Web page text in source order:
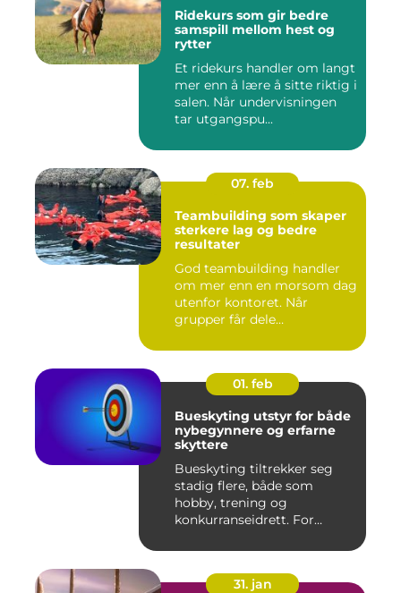
Ridekurs som gir bedre
samspill mellom hest og
rytter
Et ridekurs handler om langt
mer enn å lære å sitte riktig i
salen. Når undervisningen
tar utgangspu...
07. feb
Teambuilding som skaper
sterkere lag og bedre
resultater
God teambuilding handler
om mer enn en morsom dag
utenfor kontoret. Når
grupper får dele
01. feb
Bueskyting utstyr for både
nybegynnere og erfarne
skyttere
Bueskyting tiltrekker seg
stadig flere, både som
hobby, trening og
konkurranseidrett. For
31. jan